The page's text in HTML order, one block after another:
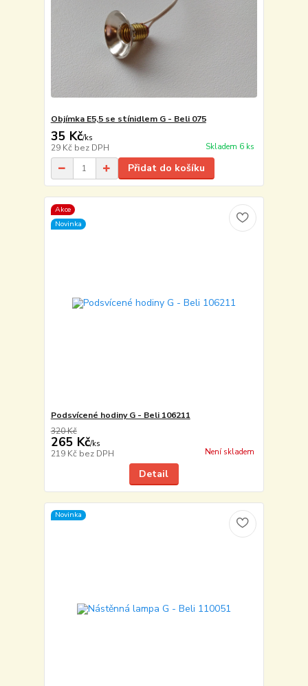
Objímka E5,5 se stínidlem G - Beli 075
35 Kč/ks
29 Kč bez DPH Skladem 6 ks
Přidat do košíku
Akce
Novinka
Podsvícené hodiny G - Beli 106211
320 Kč
265 Kč/ks
219 Kč bez DPH Není skladem
Detail
Novinka